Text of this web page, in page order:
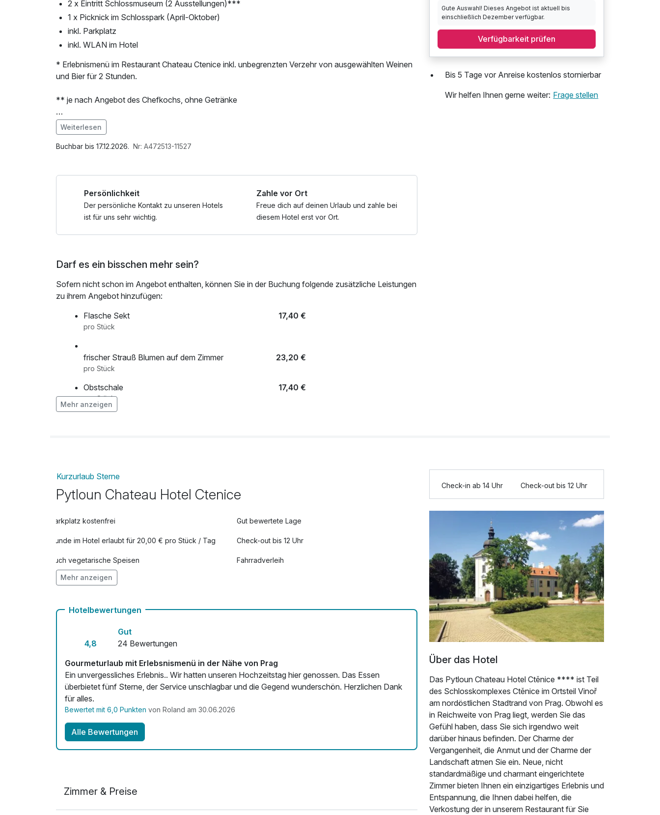
2 x Eintritt Schlossmuseum (2 Ausstellungen)***
1 x Picknick im Schlosspark (April-Oktober)
inkl. Parkplatz
inkl. WLAN im Hotel
* Erlebnismenü im Restaurant Chateau Ctenice inkl. unbegrenzten Verzehr von ausgewählten Weinen
und Bier für 2 Stunden.
** je nach Angebot des Chefkochs, ohne Getränke
*** Öffnungszeiten des Museums:
Oktober - April: Donnerstag - Freitag ab 10:00 - 16:00 Uhr & Samstag - Sonntag ab 8:00 - 18:00 Uhr
Mai - September: Dienstag - Sonntag ab 10:00 - 18:00 Uhr
Im Angebot enthalten
1 x Welcome Drink, Leihbademantel, Parkplatz, W-LAN Nutzung / Internetnutzung, kostenfreier
Weiterlesen
Buchbar bis 17.12.2026. Nr: A472513-11527
Persönlichkeit
Der persönliche Kontakt zu unseren Hotels
ist für uns sehr wichtig.
Zahle vor Ort
Freue dich auf deinen Urlaub und zahle bei
diesem Hotel erst vor Ort.
Darf es ein bisschen mehr sein?
Sofern nicht schon im Angebot enthalten, können Sie in der Buchung folgende zusätzliche Leistungen
zu ihrem Angebot hinzufügen:
Flasche Sekt
17,40 €
pro Stück
frischer Strauß Blumen auf dem Zimmer 23,20 €
pro Stück
Obstschale 17,40 €
pro Stück
Mehr anzeigen
Gute Auswahl! Dieses Angebot ist aktuell bis
einschließlich Dezember verfügbar.
Verfügbarkeit prüfen
Bis 5 Tage vor Anreise kostenlos stornierbar
Wir helfen Ihnen gerne weiter: Frage stellen
Kurzurlaub Sterne
Pytloun Chateau Hotel Ctenice
Parkplatz kostenfrei Gut bewertete Lage
Hunde im Hotel erlaubt für 20,00 € pro Stück / Tag Check-out bis 12 Uhr
Auch vegetarische Speisen Fahrradverleih
Kostenloses W-LAN
Mehr anzeigen
Hotelbewertungen
4,8
Gut
24 Bewertungen
Gourmeturlaub mit Erlebsnismenü in der Nähe von Prag
Ein unvergessliches Erlebnis.. Wir hatten unseren Hochzeitstag hier genossen. Das Essen
überbietet fünf Sterne, der Service unschlagbar und die Gegend wunderschön. Herzlichen Dank
für alles.
Bewertet mit 6,0 Punkten von Roland am 30.06.2026
Alle Bewertungen
Zimmer & Preise
Check-in ab 14 Uhr Check-out bis 12 Uhr
Über das Hotel
Das Pytloun Chateau Hotel Ctěnice **** ist Teil
des Schlosskomplexes Ctěnice im Ortsteil Vinoř
am nordöstlichen Stadtrand von Prag. Obwohl es
in Reichweite von Prag liegt, werden Sie das
Gefühl haben, dass Sie sich irgendwo weit
darüber hinaus befinden. Der Charme der
Vergangenheit, die Anmut und der Charme der
Landschaft atmen Sie ein. Neue, nicht
standardmäßige und charmant eingerichtete
Zimmer bieten Ihnen ein einzigartiges Erlebnis und
Entspannung, die Ihnen dabei helfen, die
Verkostung der in unserem Restaurant für Sie